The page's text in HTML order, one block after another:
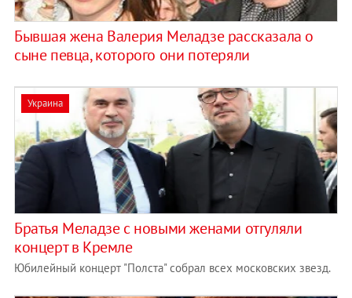
Бывшая жена Валерия Меладзе рассказала о
сыне певца, которого они потеряли
Украина
Братья Меладзе с новыми женами отгуляли
концерт в Кремле
Юбилейный концерт "Полста" собрал всех московских звезд.